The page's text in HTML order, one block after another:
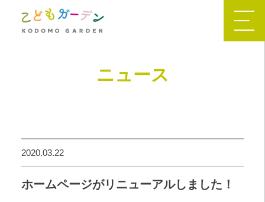
ニュース
2020.03.22
ホームページがリニューアルしました！